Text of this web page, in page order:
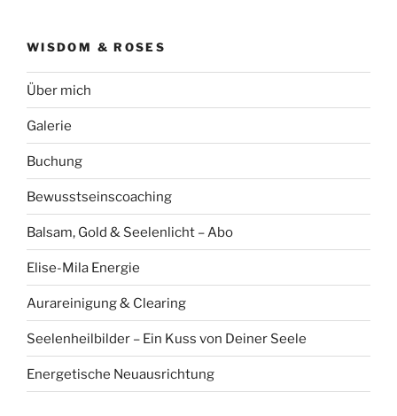
WISDOM & ROSES
Über mich
Galerie
Buchung
Bewusstseinscoaching
Balsam, Gold & Seelenlicht – Abo
Elise-Mila Energie
Aurareinigung & Clearing
Seelenheilbilder – Ein Kuss von Deiner Seele
Energetische Neuausrichtung